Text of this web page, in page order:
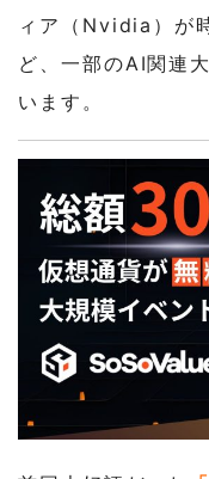
ィア（Nvidia）が
ど、一部のAI関連
います。